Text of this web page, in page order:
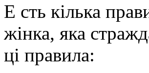
Е сть кілька
жінка, яка
ці правила: